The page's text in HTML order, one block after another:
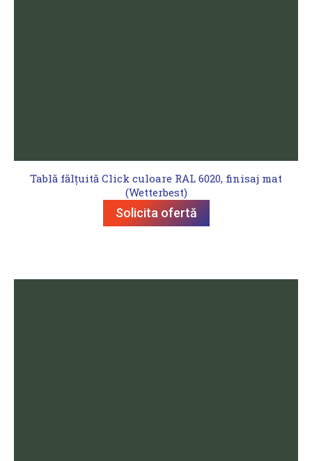
Tablă fălțuită Click culoare RAL 6020, finisaj mat
(Wetterbest)
Solicita ofertă